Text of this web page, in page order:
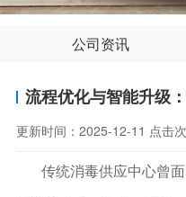
公司资讯
流程优化与智能升级
更新时间： 2025-12-11 点击
传统消毒供应中心曾